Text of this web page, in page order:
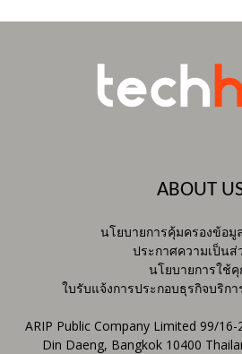
ABOUT
นโยบายการคุ้มครองข้อ
ประกาศความเป็นส่
นโยบายการใช้คุ
ใบรับแจ้งการประกอบธุรกิจบริก
ARIP Public Company Limited 99/
Din Daeng, Bangkok 10400